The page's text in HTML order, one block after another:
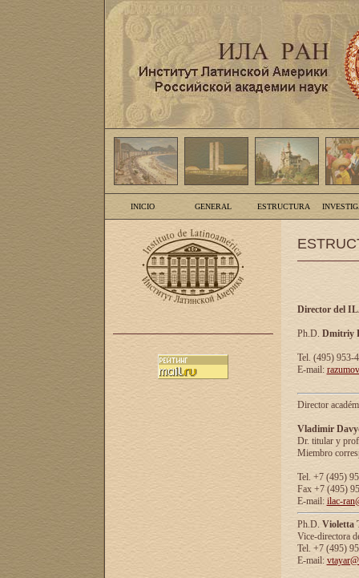
INICIO GENERAL ESTRUCTURA
Director del
Ph.D. Dmitriy
Tel. (495) 953-
E-mail:
Director
Vladimir
Dr. titular y
Miembro
Tel. +7 (495)
Fax +7 (495)
E-mail: ilac-
Ph.D. Violetta
Vice-directora
Tel. +7 (495)
E-mail: